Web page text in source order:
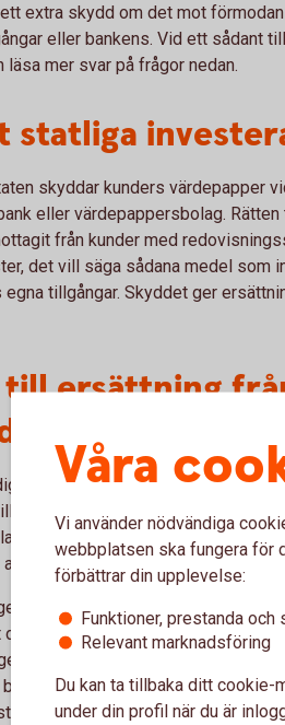
extra skydd om det mot
eller bankens. Vid ett sådant
mer svar på frågor nedan.
statliga
skyddar kunders värdepapper
eller värdepappersbolag.
från kunder med
det vill säga sådana medel som
tillgångar. Skyddet ger
ersättning
att hålla värdepapper som
Det innebär att dina
skulle försättas i konkurs
värdepapper.
vid en konkurs inte skulle kunna
efter konkursen inte går att reda
tillgångar, har du rätt till
då utifrån det
Om ett depåkonto är
Våra
Vi använder nödvändiga
webbplatsen ska fungera för
förbättrar din upplevelse:
Funktioner, prestanda och
Relevant marknadsföring
Du kan ta tillbaka ditt cookie-
under din profil när du är